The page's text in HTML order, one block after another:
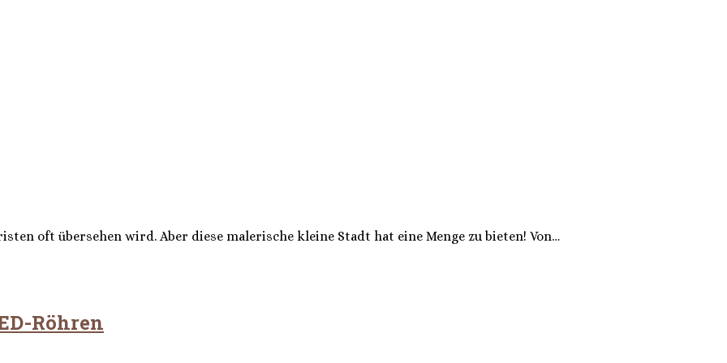
oft übersehen wird. Aber diese malerische kleine Stadt hat eine Menge zu bieten! Von…
Röhren